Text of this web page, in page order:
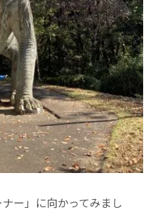
ー」に向かってみまし